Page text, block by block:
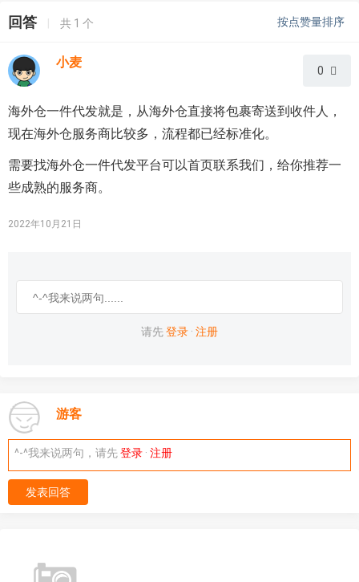
回答 | 共 1 个 按点赞量排序
小麦
0
海外仓一件代发就是，从海外仓直接将包裹寄送到收件人，
现在海外仓服务商比较多，流程都已经标准化。
需要找海外仓一件代发平台可以首页联系我们，给你推荐一
些成熟的服务商。
2022年10月21日
请先登录 · 注册
游客
^-^我来说两句，请先登录 · 注册
发表回答